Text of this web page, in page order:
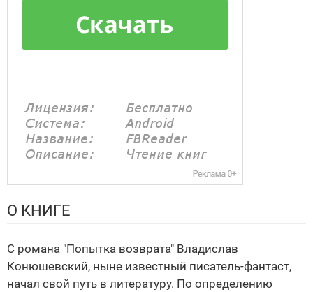
О КНИГЕ
С романа "Попытка возврата" Владислав
Конюшевский, ныне известный писатель-фантаст,
начал свой путь в литературу. По определению